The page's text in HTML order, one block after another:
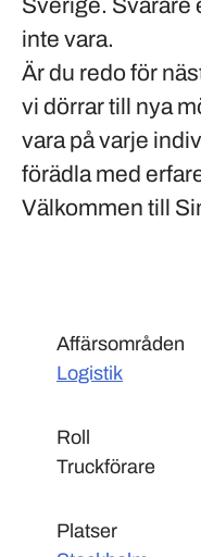
Sverige. Svårare
inte vara.
Är du redo för
vi dörrar till nya
vara på varje
förädla med
Välkommen till
Affärsområden
Logistik
Roll
Truckförare
Platser